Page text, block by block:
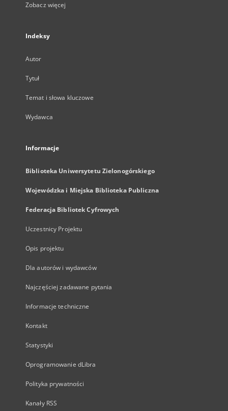
Zobacz więcej
Indeksy
Autor
Tytuł
Temat i słowa kluczowe
Wydawca
Informacje
Biblioteka Uniwersytetu Zielonogórskiego
Wojewódzka i Miejska Biblioteka Publiczna
Federacja Bibliotek Cyfrowych
Uczestnicy Projektu
Opis projektu
Dla autorów i wydawców
Najczęściej zadawane pytania
Informacje techniczne
Kontakt
Statystyki
Oprogramowanie dLibra
Polityka prywatności
Kanały RSS